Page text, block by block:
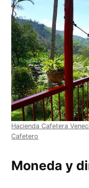
Hacienda Cafetera
Cafetero
Moneda y